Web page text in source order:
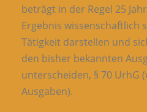
beträgt in der Regel 25
Ergebnis wissenschaftlich
Tätigkeit darstellen und
den bisher bekannten
unterscheiden, § 70 UrhG
Ausgaben).